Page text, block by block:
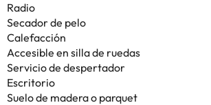
Radio
Secador de pelo
Calefacción
Accesible en silla de ruedas
Servicio de despertador
Escritorio
Suelo de madera o parquet